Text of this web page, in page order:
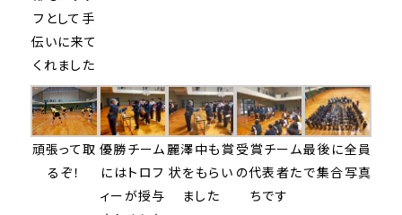
フとして手
伝いに来て
くれました
頑張って取
るぞ！
優勝チーム
にはトロフ
ィーが授与
麗澤中も賞
状をもらい
ました
受賞チーム
の代表者た
ちです
最後に全員
で集合写真